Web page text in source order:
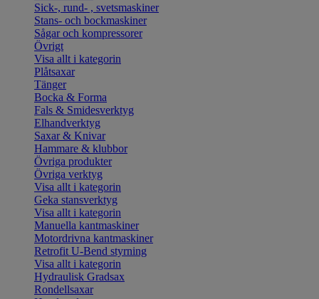
Sick-, rund- , svetsmaskiner
Stans- och bockmaskiner
Sågar och kompressorer
Övrigt
Visa allt i kategorin
Plåtsaxar
Tänger
Bocka & Forma
Fals & Smidesverktyg
Elhandverktyg
Saxar & Knivar
Hammare & klubbor
Övriga produkter
Övriga verktyg
Visa allt i kategorin
Geka stansverktyg
Visa allt i kategorin
Manuella kantmaskiner
Motordrivna kantmaskiner
Retrofit U-Bend styrning
Visa allt i kategorin
Hydraulisk Gradsax
Rondellsaxar